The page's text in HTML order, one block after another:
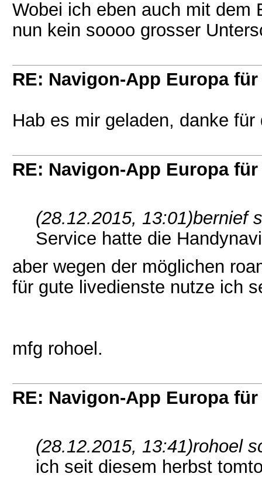
Wobei ich eben auch mit dem
nun kein soooo grosser
RE: Navigon-App Europa
Hab es mir geladen, danke
RE: Navigon-App Europa
(28.12.2015, 13:01)bernief
Service hatte die
aber wegen der möglichen
für gute livedienste nutze ich
mfg rohoel.
RE: Navigon-App Europa
(28.12.2015, 13:41)rohoel
ich seit diesem herbst